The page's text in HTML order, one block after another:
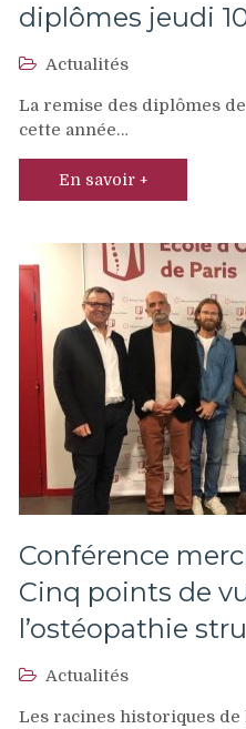
diplômes jeudi
Actualités
La remise des diplômes
cette année…
En savoir +
Conférence
Cinq points de
l’ostéopathie
Actualités
Les racines historiques